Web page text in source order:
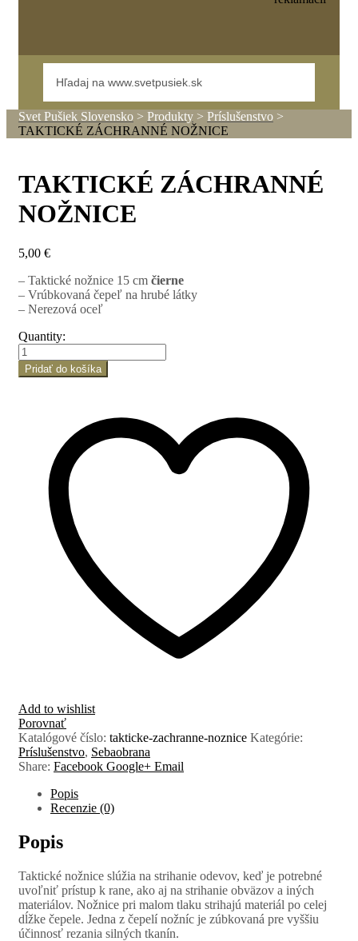
Svet Pušiek Slovensko > Produkty > Príslušenstvo >
TAKTICKÉ ZÁCHRANNÉ NOŽNICE
TAKTICKÉ ZÁCHRANNÉ
NOŽNICE
5,00 €
– Taktické nožnice 15 cm čierne
– Vrúbkovaná čepeľ na hrubé látky
– Nerezová oceľ
Quantity:
Pridať do košíka
Add to wishlist
Porovnať
Katalógové číslo: takticke-zachranne-noznice Kategórie:
Príslušenstvo, Sebaobrana
Share: Facebook Google+ Email
Popis
Recenzie (0)
Popis
Taktické nožnice slúžia na strihanie odevov, keď je potrebné
uvoľniť prístup k rane, ako aj na strihanie obväzov a iných
materiálov. Nožnice pri malom tlaku strihajú materiál po celej
dĺžke čepele. Jedna z čepelí nožníc je zúbkovaná pre vyššiu
účinnosť rezania silných tkanín.